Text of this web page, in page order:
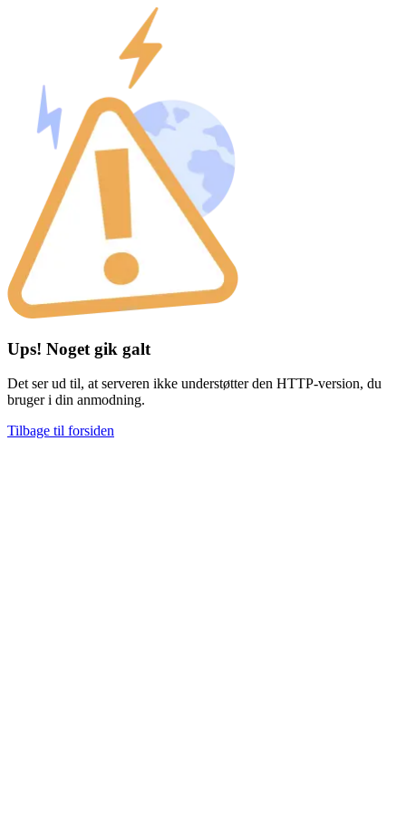
Ups! Noget gik galt
Det ser ud til, at serveren ikke understøtter den HTTP-version, du
bruger i din anmodning.
Tilbage til forsiden